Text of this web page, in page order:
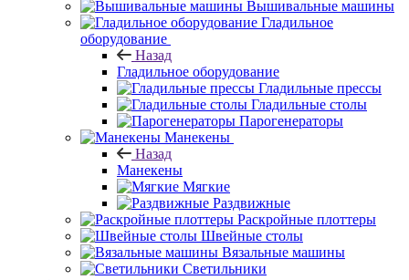
Вышивальные машины
Гладильное
оборудование
Назад
Гладильное оборудование
Гладильные прессы
Гладильные столы
Парогенераторы
Манекены
Назад
Манекены
Мягкие
Раздвижные
Раскройные плоттеры
Швейные столы
Вязальные машины
Светильники